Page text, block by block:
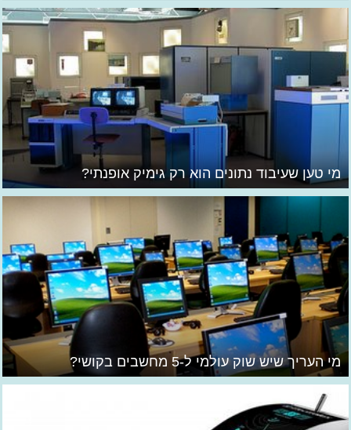
מי טען שעיבוד נתונים הוא רק גימיק אופנתי?
מי העריך שיש שוק עולמי ל-5 מחשבים בקושי?